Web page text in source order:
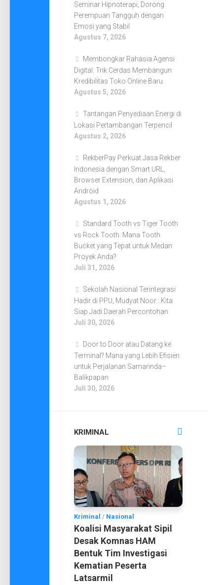
Seminar Hipnoterapi, Dorong
Perempuan Tangguh dengan
Emosi yang Stabil
Agustus 7, 2026
Membongkar Rahasia Agensi
Digital: Trik Cerdas Membangun
Kredibilitas Toko Online Baru
Agustus 5, 2026
Tantangan Penyediaan Energi di
Lokasi Pertambangan Terpencil
Agustus 2, 2026
RekberPay Perkuat Jasa Rekber
Indonesia dengan Smart URL,
Browser Extension, dan Aplikasi
Android
Agustus 1, 2026
Standard Tooth vs Tiger Tooth
vs Rock Tooth: Mana Tooth
Bucket yang Tepat untuk Medan
Proyek Anda?
Juli 31, 2026
Sekolah Nasional Terintegrasi
Hadir di PPU, Mudyat Noor : Kita
Siap Jadi Daerah Percontohan
Juli 30, 2026
Door to Door atau Datang ke
Terminal? Mana yang Lebih Efisien
untuk Perjalanan Samarinda–
Balikpapan
Juli 30, 2026
KRIMINAL
Kriminal / Nasional
Koalisi Masyarakat Sipil
Desak Komnas HAM
Bentuk Tim Investigasi
Kematian Peserta
Latsarmil